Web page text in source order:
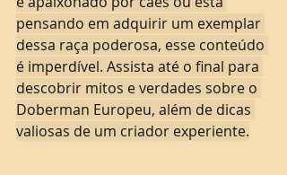
pensando em adquirir um exemplar
dessa raça poderosa, esse conteúdo
é imperdível. Assista até o final para
descobrir mitos e verdades sobre o
Doberman Europeu, além de dicas
valiosas de um criador experiente.